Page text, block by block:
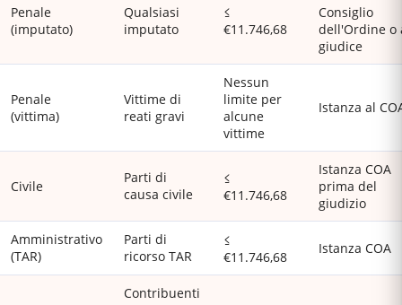
Penale
(imputato)
Qualsiasi
imputato
≤
€11.746,68
Consiglio
dell'Ordine o
giudice
Penale
(vittima)
Vittime di
reati gravi
Nessun
limite per
alcune
vittime
Istanza al
Civile
Parti di
causa civile
≤
€11.746,68
Istanza COA
prima del
giudizio
Amministrativo
(TAR)
Parti di
ricorso TAR
≤
€11.746,68
Istanza COA
Contribuenti